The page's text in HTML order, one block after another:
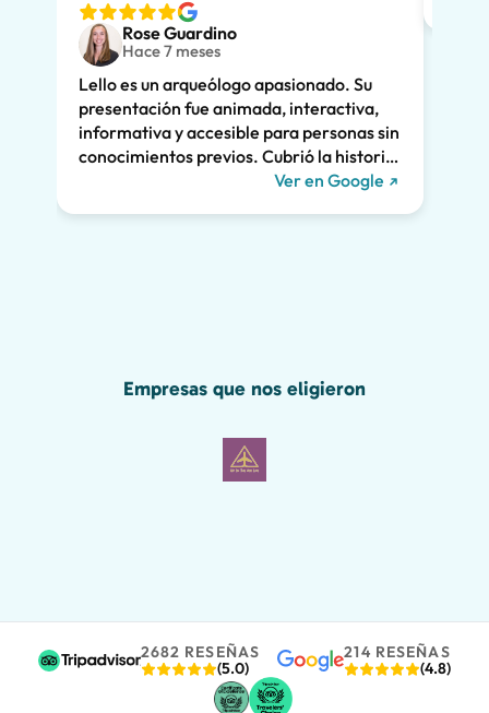
Rose Guardino
Hace 7 meses
Lello es un arqueólogo apasionado. Su
presentación fue animada, interactiva,
informativa y accesible para personas sin
conocimientos previos. Cubrió la historia
de Pompeya y la vinculó a la vida actual.
Ver en Google
Empresas que nos eligieron
2682 RESEÑAS
(5.0)
214 RESEÑAS
(4.8)